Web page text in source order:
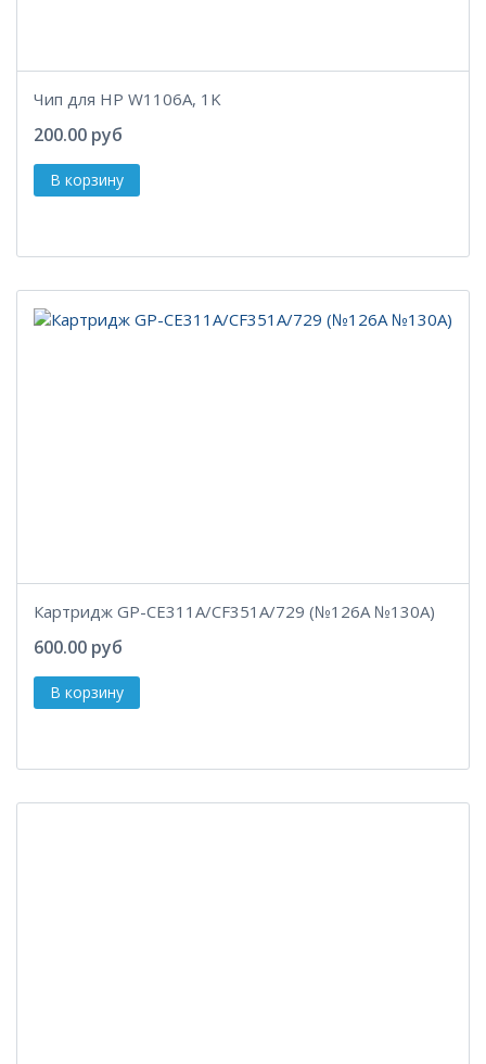
Чип для HP W1106A, 1K
200.00 руб
Картридж GP-CE311A/CF351A/729 (№126A №130A)
600.00 руб